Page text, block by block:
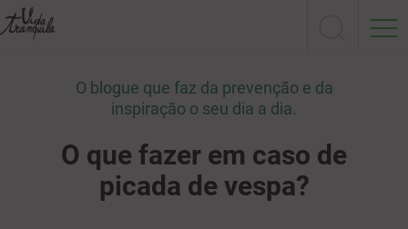
O blogue que faz da prevenção e da
inspiração o seu dia a dia.
O que fazer em caso de
picada de vespa?